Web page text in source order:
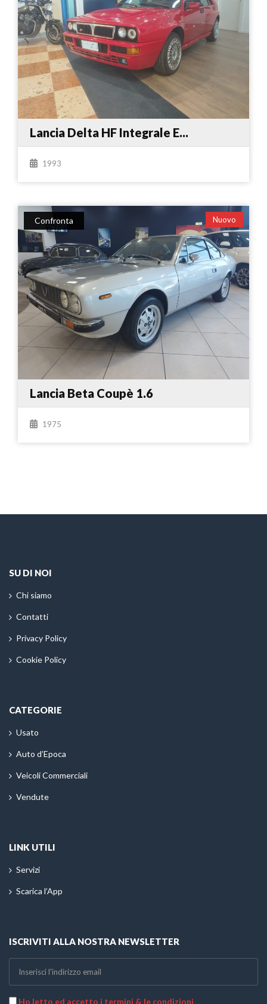
Lancia Delta HF Integrale E...
1993
Nuovo
Confronta
Lancia Beta Coupè 1.6
1975
SU DI NOI
Chi siamo
Contatti
Privacy Policy
Cookie Policy
CATEGORIE
Usato
Auto d’Epoca
Veicoli Commerciali
Vendute
LINK UTILI
Servizi
Scarica l’App
ISCRIVITI ALLA NOSTRA NEWSLETTER
Ho letto ed accetto i termini & le condizioni